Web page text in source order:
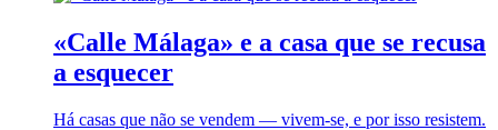
«Calle Málaga» e a casa que se recusa
a esquecer
Há casas que não se vendem — vivem-se, e por isso resistem.